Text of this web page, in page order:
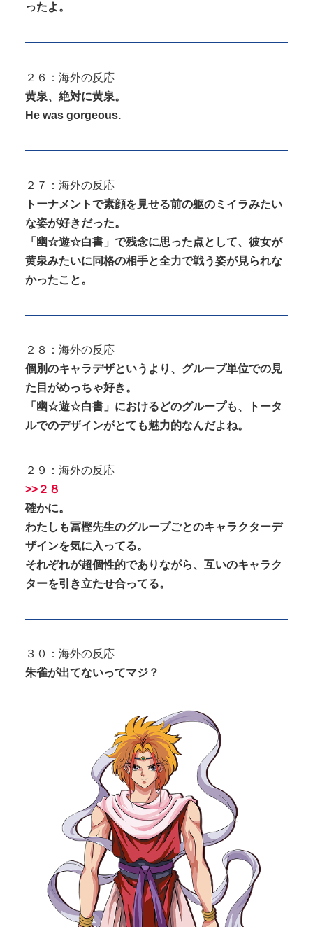
ったよ。
２６：海外の反応
黄泉、絶対に黄泉。
He was gorgeous.
２７：海外の反応
トーナメントで素顔を見せる前の躯のミイラみたい
な姿が好きだった。
「幽☆遊☆白書」で残念に思った点として、彼女が
黄泉みたいに同格の相手と全力で戦う姿が見られな
かったこと。
２８：海外の反応
個別のキャラデザというより、グループ単位での見
た目がめっちゃ好き。
「幽☆遊☆白書」におけるどのグループも、トータ
ルでのデザインがとても魅力的なんだよね。
２９：海外の反応
>>２８
確かに。
わたしも冨樫先生のグループごとのキャラクターデ
ザインを気に入ってる。
それぞれが超個性的でありながら、互いのキャラク
ターを引き立たせ合ってる。
３０：海外の反応
朱雀が出てないってマジ？